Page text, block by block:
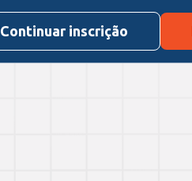
Continuar inscrição